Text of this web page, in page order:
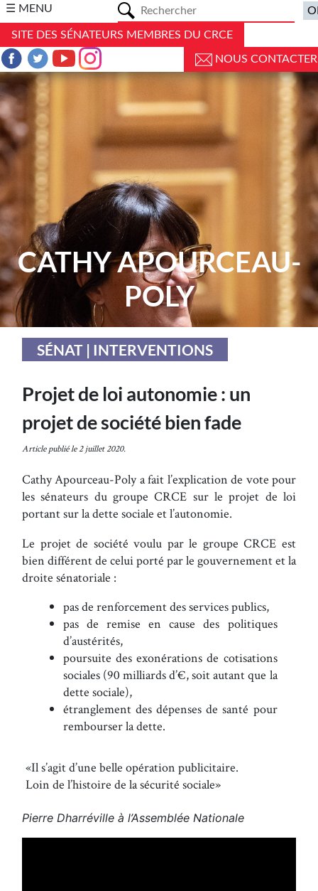
☰ MENU
SITE DES SÉNATEURS MEMBRES DU CRCE
NOUS CONTACTER
CATHY APOURCEAU-
POLY
SÉNAT | INTERVENTIONS
Projet de loi autonomie : un
projet de société bien fade
Article publié le 2 juillet 2020.
Cathy Apourceau-Poly a fait l’explication de vote pour
les sénateurs du groupe CRCE sur le projet de loi
portant sur la dette sociale et l’autonomie.
Le projet de société voulu par le groupe CRCE est
bien différent de celui porté par le gouvernement et la
droite sénatoriale :
pas de renforcement des services publics,
pas de remise en cause des politiques
d’austérités,
poursuite des exonérations de cotisations
sociales (90 milliards d’€, soit autant que la
dette sociale),
étranglement des dépenses de santé pour
rembourser la dette.
Il s’agit d’une belle opération publicitaire.
Loin de l’histoire de la sécurité sociale
Pierre Dharréville à l’Assemblée Nationale